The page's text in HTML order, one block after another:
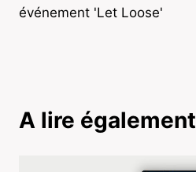
événement 'Let Loose'
A lire également